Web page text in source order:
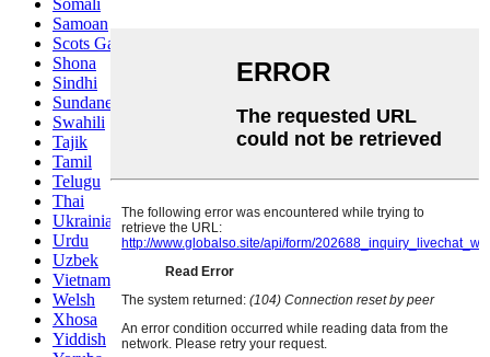
Somali
Samoan
Scots Gaelic
Shona
Sindhi
Sundanese
Swahili
Tajik
Tamil
Telugu
Thai
Ukrainian
Urdu
Uzbek
Vietnamese
Welsh
Xhosa
Yiddish